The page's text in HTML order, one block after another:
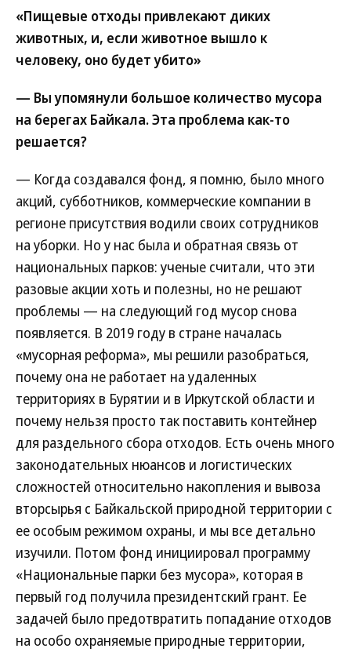
«Пищевые отходы привлекают диких
животных, и, если животное вышло к
человеку, оно будет убито»
— Вы упомянули большое количество мусора
на берегах Байкала. Эта проблема как-то
решается?
— Когда создавался фонд, я помню, было много
акций, субботников, коммерческие компании в
регионе присутствия водили своих сотрудников
на уборки. Но у нас была и обратная связь от
национальных парков: ученые считали, что эти
разовые акции хоть и полезны, но не решают
проблемы — на следующий год мусор снова
появляется. В 2019 году в стране началась
«мусорная реформа», мы решили разобраться,
почему она не работает на удаленных
территориях в Бурятии и в Иркутской области и
почему нельзя просто так поставить контейнер
для раздельного сбора отходов. Есть очень много
законодательных нюансов и логистических
сложностей относительно накопления и вывоза
вторсырья с Байкальской природной территории с
ее особым режимом охраны, и мы все детально
изучили. Потом фонд инициировал программу
«Национальные парки без мусора», которая в
первый год получила президентский грант. Ее
задачей было предотвратить попадание отходов
на особо охраняемые природные территории,